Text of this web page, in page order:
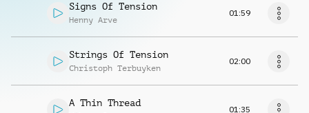
Signs Of Tension
Henny Arve
01:59
Strings Of Tension
Christoph Terbuyken
02:00
A Thin Thread
01:35